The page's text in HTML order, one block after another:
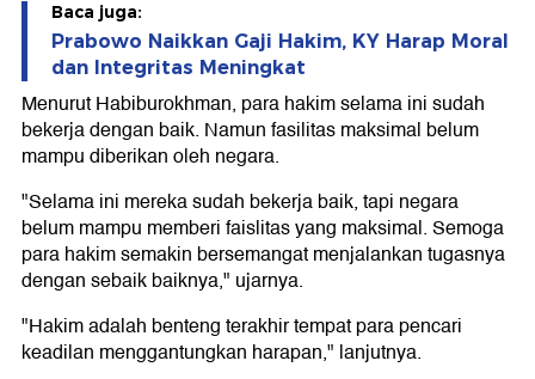
Baca juga:
Prabowo Naikkan Gaji Hakim, KY Harap Moral
dan Integritas Meningkat
Menurut Habiburokhman, para hakim selama ini sudah
bekerja dengan baik. Namun fasilitas maksimal belum
mampu diberikan oleh negara.
"Selama ini mereka sudah bekerja baik, tapi negara
belum mampu memberi faislitas yang maksimal. Semoga
para hakim semakin bersemangat menjalankan tugasnya
dengan sebaik baiknya," ujarnya.
"Hakim adalah benteng terakhir tempat para pencari
keadilan menggantungkan harapan," lanjutnya.